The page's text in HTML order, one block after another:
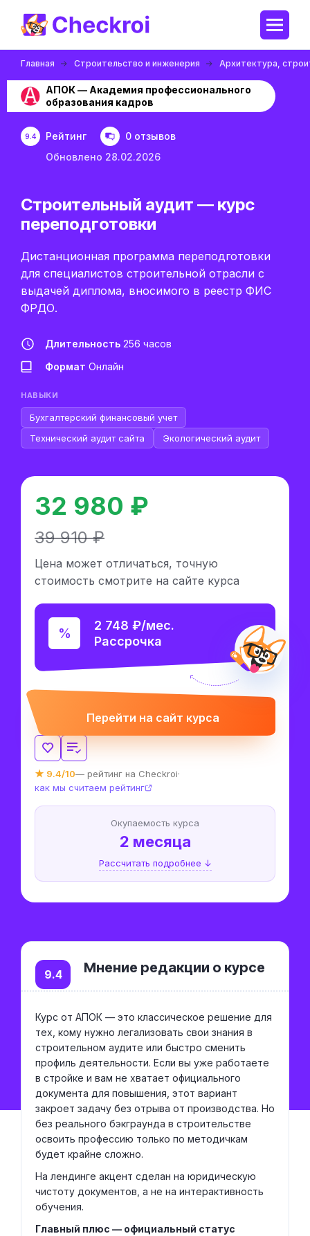
Главная Строительство и инженерия Архитектура,
АПОК — Академия профессионального
образования кадров
9.4 Рейтинг
0 отзывов
Обновлено 28.02.2026
Строительный аудит — курс
переподготовки
Дистанционная программа переподготовки
для специалистов строительной отрасли с
выдачей диплома, вносимого в реестр ФИС
ФРДО.
Длительность 256 часов
Формат Онлайн
НАВЫКИ
Бухгалтерский финансовый учет
Технический аудит сайта
Экологический аудит
32 980 ₽
39 910 ₽
Цена может отличаться, точную
стоимость смотрите на сайте курса
2 748 ₽/мес.
Рассрочка
Перейти на сайт курса
★ 9.4/10— рейтинг на Checkroi·
как мы считаем рейтинг
Окупаемость курса
2 месяца
Рассчитать подробнее ↓
Мнение редакции о курсе
9.4
Курс от АПОК — это классическое решение для
тех, кому нужно легализовать свои знания в
строительном аудите или быстро сменить
профиль деятельности. Если вы уже работаете
в стройке и вам не хватает официального
документа для повышения, этот вариант
закроет задачу без отрыва от производства. Но
без реального бэкграунда в строительстве
освоить профессию только по методичкам
будет крайне сложно.
На лендинге акцент сделан на юридическую
чистоту документов, а не на интерактивность
обучения.
Главный плюс — официальный статус